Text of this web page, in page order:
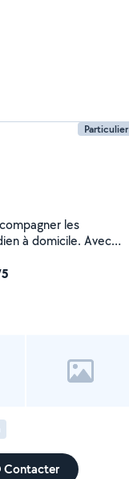
Particulier
les
à domicile. Avec
de patience et
adapté aux
Contacter